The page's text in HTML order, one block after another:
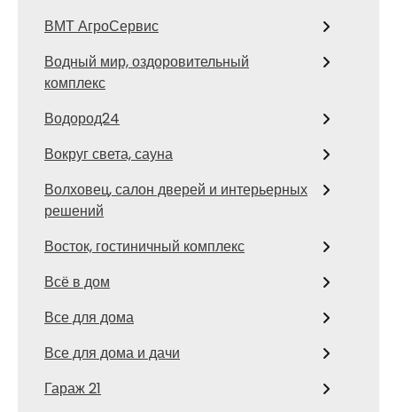
ВМТ АгроСервис
Водный мир, оздоровительный
комплекс
Водород24
Вокруг света, сауна
Волховец, салон дверей и интерьерных
решений
Восток, гостиничный комплекс
Всё в дом
Все для дома
Все для дома и дачи
Гараж 21